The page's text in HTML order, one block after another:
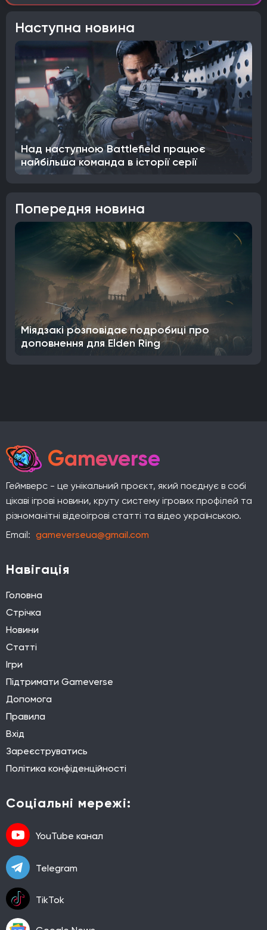
Наступна новина
Над наступною Battlefield працює
найбільша команда в історії серії
Попередня новина
Міядзакі розповідає подробиці про
доповнення для Elden Ring
Gameverse
Геймверс - це унікальний проєкт, який поєднує в собі
цікаві ігрові новини, круту систему ігрових профілей та
різноманітні відеоігрові статті та відео українською.
Email: gameverseua@gmail.com
Навігація
Головна
Стрічка
Новини
Статті
Ігри
Підтримати Gameverse
Допомога
Правила
Вхід
Зареєструватись
Політика конфіденційності
Соціальні мережі:
YouTube канал
Telegram
TikTok